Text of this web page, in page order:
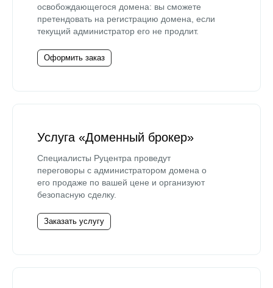
освобождающегося домена: вы сможете
претендовать на регистрацию домена, если
текущий администратор его не продлит.
Оформить заказ
Услуга «Доменный брокер»
Специалисты Руцентра проведут
переговоры с администратором домена о
его продаже по вашей цене и организуют
безопасную сделку.
Заказать услугу